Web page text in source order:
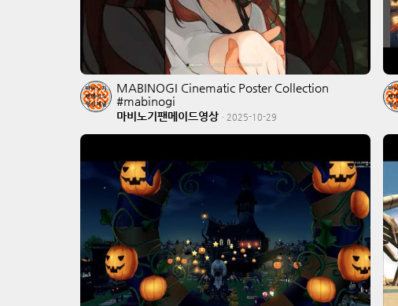
MABINOGI Cinematic Poster Collection
#mabinogi
마비노기팬메이드영상 · 2025-10-29